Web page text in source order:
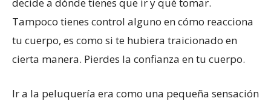
Tampoco tienes control alguno en cómo reacciona
tu cuerpo, es como si te hubiera traicionado en
cierta manera. Pierdes la confianza en tu cuerpo.
Ir a la peluquería era como una pequeña sensación